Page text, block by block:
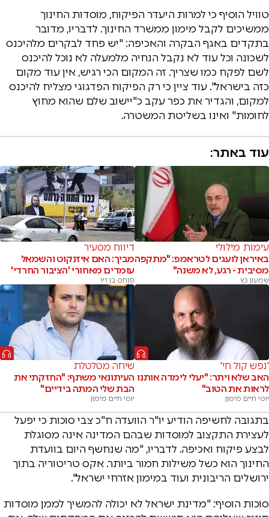
טוויל הוסיף כי למרות היעדר הפיקוח, מוסדות החינוך
ממשיכים לקבל מימון ממשרד החינוך. לדבריו, מדובר
בתקדים באגף הבקרה והאכיפה: "יש פחד לבקרים מלהיכנס
לשכונה וכל עוד לא נקבל הנחיה מלמעלה לא נוכל להיכנס
לשם לפקח כמו שצריך. זה המקום הכי רגיש, אין עוד מקום
כזה בישראל". עוד ציין כי רק הפיקוח הפדגוגי מצליח להיכנס
למקום, והגדיר את כפר עקב כ"יישוב שלם שהוא מחוץ
לחומות" ואינו בשליטת המשטרה.
עוד באתר:
עימות מילולי
באיראן לועגים לטראמפ: "מתקפה
מסיבית - רגע, לא משנה"
שמעון כץ
דיווח מסעיר
מביך: האם איזנקוט והשמאל
עומדים מאחורי 'הציבור החרדי'
פנחס בן זיו
'נפש קול חי'
האב שלא ויתר: "יעלי לימדה אותנו
לראות את הטוב"
יוסי חיים מימון
שיחה מטלטלת
העיתונאי משתף: "החזקתי את
הבת שלי המתה בידיים"
יוסי חיים מימון
בתגובה לחשיפה הודיע יו"ר הוועדה ח"כ צבי סוכות כי יפעל
לעצירת התקצוב למוסדות שבהם המדינה אינה מסוגלת
לבצע פיקוח ואכיפה. לדבריו, "מה שנחשף היום בוועדת
החינוך הוא כשל משילות חמור ביותר. אקס טריטוריה בתוך
ירושלים הריבונית ועוד במימון אזרחי ישראל".
סוכות הוסיף: "מדינת ישראל לא יכולה להמשיך לממן מוסדות